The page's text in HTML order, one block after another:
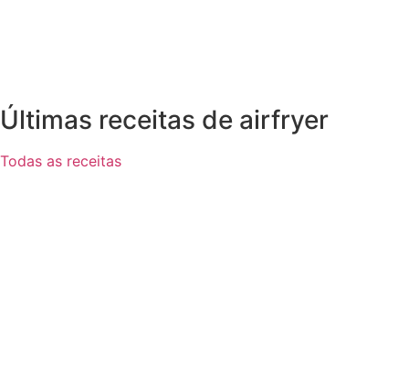
Últimas receitas de airfryer
Todas as receitas